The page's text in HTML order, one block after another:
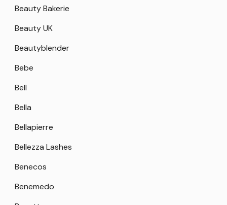
Beauty Bakerie
Beauty UK
Beautyblender
Bebe
Bell
Bella
Bellapierre
Bellezza Lashes
Benecos
Benemedo